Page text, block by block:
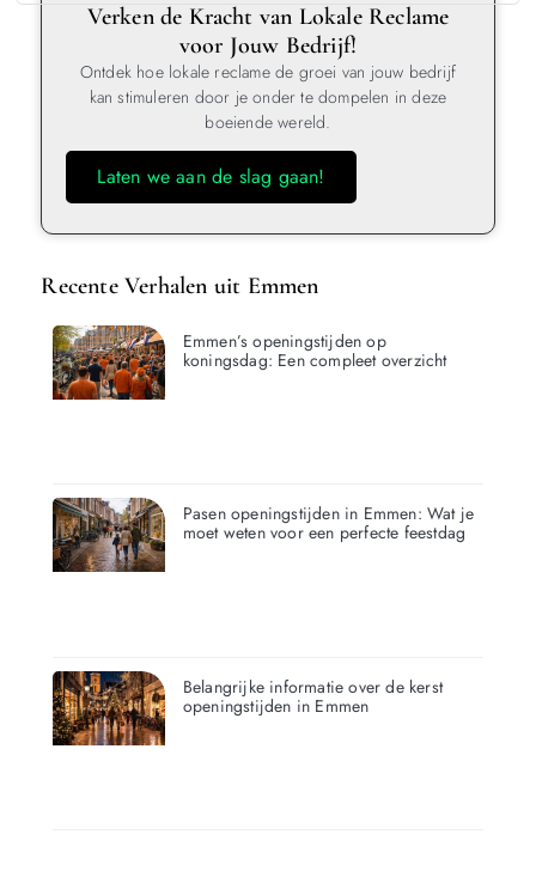
Verken de Kracht van Lokale Reclame
voor Jouw Bedrijf!
Ontdek hoe lokale reclame de groei van jouw bedrijf
kan stimuleren door je onder te dompelen in deze
boeiende wereld.
Laten we aan de slag gaan!
Recente Verhalen uit Emmen
Emmen’s openingstijden op
koningsdag: Een compleet overzicht
Pasen openingstijden in Emmen: Wat je
moet weten voor een perfecte feestdag
Belangrijke informatie over de kerst
openingstijden in Emmen